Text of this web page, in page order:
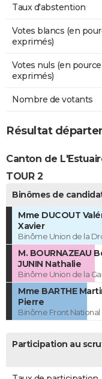
Taux d'abstention
Votes blancs (en
exprimés)
Votes nuls (en
exprimés)
Nombre de votants
Résultat
Canton de
TOUR 2
Binômes de
Mme DUCOUT
Xavier
Binôme Union de la
M. BOURNAZEAU
JUNIN Nathalie
Binôme Union de la
Mme BARTHE
Pierre
Binôme Front National
Participation au